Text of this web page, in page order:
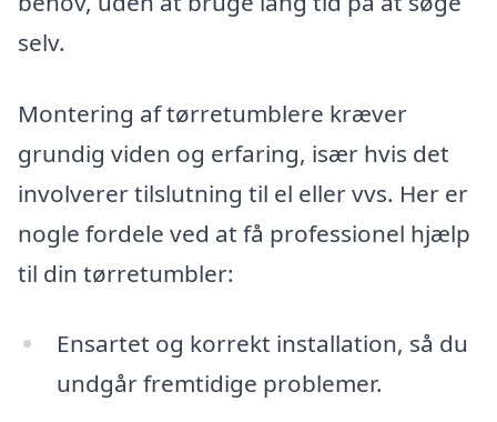
selv.
Montering af tørretumblere kræver
grundig viden og erfaring, især hvis det
involverer tilslutning til el eller vvs. Her er
nogle fordele ved at få professionel hjælp
til din tørretumbler:
Ensartet og korrekt installation, så du
undgår fremtidige problemer.